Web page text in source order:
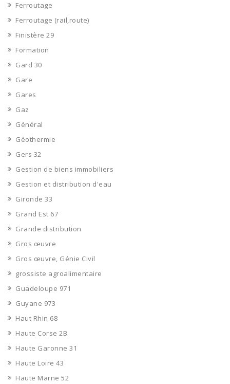
Ferroutage
Ferroutage (rail,route)
Finistère 29
Formation
Gard 30
Gare
Gares
Gaz
Général
Géothermie
Gers 32
Gestion de biens immobiliers
Gestion et distribution d'eau
Gironde 33
Grand Est 67
Grande distribution
Gros œuvre
Gros œuvre, Génie Civil
grossiste agroalimentaire
Guadeloupe 971
Guyane 973
Haut Rhin 68
Haute Corse 2B
Haute Garonne 31
Haute Loire 43
Haute Marne 52